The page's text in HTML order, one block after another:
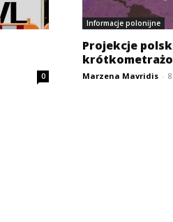
0
Informacje polonijne
Projekcje
Marzena Mavridis -